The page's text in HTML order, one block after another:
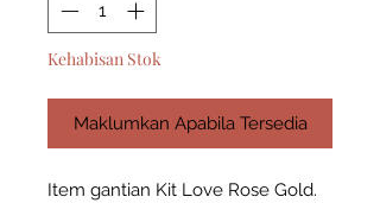
Kehabisan Stok
Maklumkan Apabila Tersedia
Item gantian Kit Love Rose Gold.